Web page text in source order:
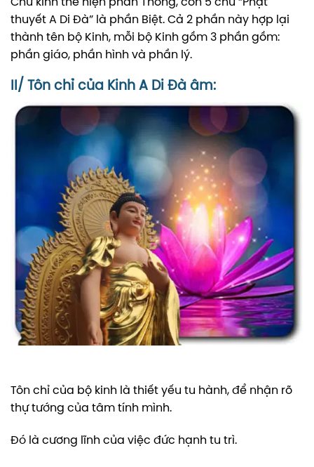
thuyết A Di Đà” là phần Biệt. Cả 2 phần này hợp lại
thành tên bộ Kinh, mỗi bộ Kinh gồm 3 phần gồm:
phần giáo, phần hình và phần lý.
II/ Tôn chỉ của Kinh A Di Đà âm:
Tôn chỉ của bộ kinh là thiết yếu tu hành, để nhận rõ
thự tướng của tâm tính mình.
Đó là cương lĩnh của việc đức hạnh tu trì.